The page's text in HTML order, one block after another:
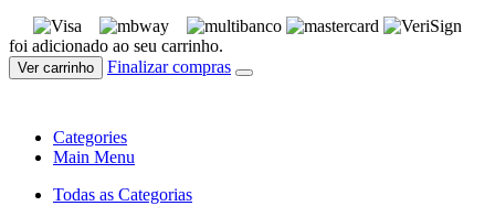
foi adicionado ao seu carrinho.
Ver carrinho Finalizar compras
Categories
Main Menu
Todas as Categorias